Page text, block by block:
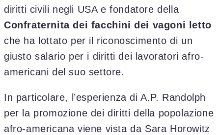
diritti civili negli USA e fondatore della
Confraternita dei facchini dei vagoni letto
che ha lottato per il riconoscimento di un
giusto salario per i diritti dei lavoratori afro-
americani del suo settore.
In particolare, l’esperienza di A.P. Randolph
per la promozione dei diritti della popolazione
afro-americana viene vista da Sara Horowitz